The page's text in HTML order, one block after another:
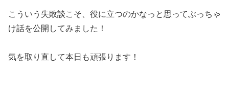
こういう失敗談こそ、役に立つのかなっと思ってぶっちゃ
け話を公開してみました！
気を取り直して本日も頑張ります！